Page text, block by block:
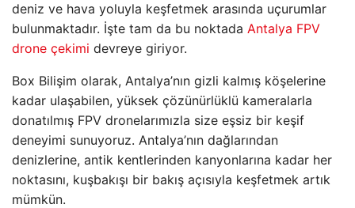
deniz ve hava yoluyla keşfetmek arasında uçurumlar
bulunmaktadır. İşte tam da bu noktada Antalya FPV
drone çekimi devreye giriyor.
Box Bilişim olarak, Antalya’nın gizli kalmış köşelerine
kadar ulaşabilen, yüksek çözünürlüklü kameralarla
donatılmış FPV dronelarımızla size eşsiz bir keşif
deneyimi sunuyoruz. Antalya’nın dağlarından
denizlerine, antik kentlerinden kanyonlarına kadar her
noktasını, kuşbakışı bir bakış açısıyla keşfetmek artık
mümkün.